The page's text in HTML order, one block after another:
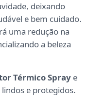
deixando
e bem cuidado.
uma redução na
a beleza
Térmico Spray e
e protegidos.